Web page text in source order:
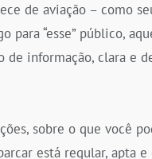
de aviação – como
para “esse” público,
informação, clara e
sobre o que você
está regular, apta